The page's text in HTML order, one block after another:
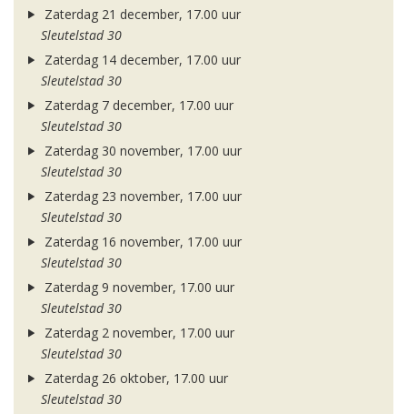
Zaterdag 21 december, 17.00 uur
Sleutelstad 30
Zaterdag 14 december, 17.00 uur
Sleutelstad 30
Zaterdag 7 december, 17.00 uur
Sleutelstad 30
Zaterdag 30 november, 17.00 uur
Sleutelstad 30
Zaterdag 23 november, 17.00 uur
Sleutelstad 30
Zaterdag 16 november, 17.00 uur
Sleutelstad 30
Zaterdag 9 november, 17.00 uur
Sleutelstad 30
Zaterdag 2 november, 17.00 uur
Sleutelstad 30
Zaterdag 26 oktober, 17.00 uur
Sleutelstad 30